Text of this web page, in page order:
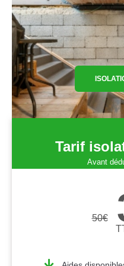
Tarif
Avant
50€